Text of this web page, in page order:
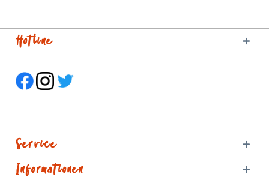
Hotline
Service
Informationen